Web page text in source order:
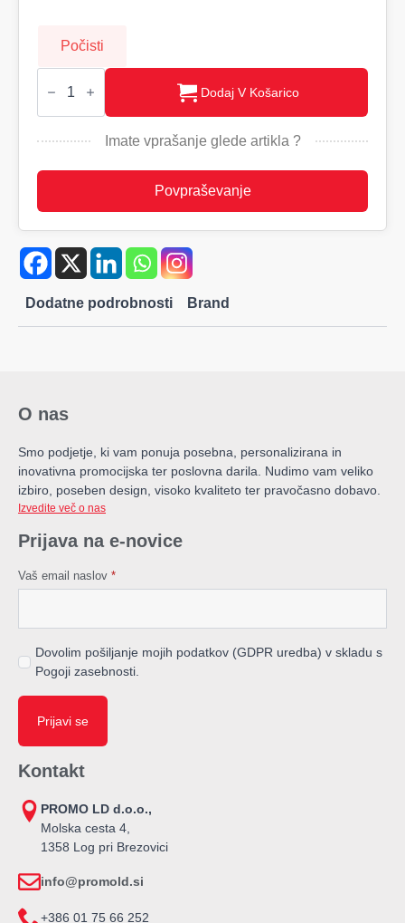
Počisti
NOTE
RPET
A5
Dodaj V Košarico
Imate vprašanje glede artikla ?
Povpraševanje
Dodatne podrobnosti Brand
O nas
Smo podjetje, ki vam ponuja posebna, personalizirana in
inovativna promocijska ter poslovna darila. Nudimo vam veliko
izbiro, poseben design, visoko kvaliteto ter pravočasno dobavo.
Izvedite več o nas
Prijava na e-novice
Vaš email naslov *
Dovolim pošiljanje mojih podatkov (GDPR uredba) v skladu s
Pogoji zasebnosti.
Prijavi se
Kontakt
PROMO LD d.o.o.,
Molska cesta 4,
1358 Log pri Brezovici
info@promold.si
+386 01 75 66 252